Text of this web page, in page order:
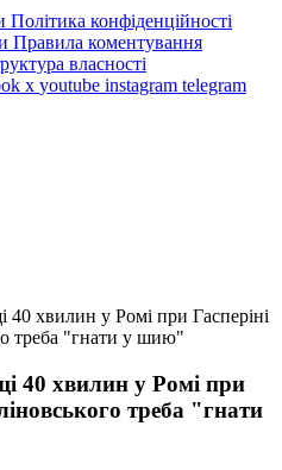
Політика конфіденційності
Правила коментування
власності
x youtube instagram telegram
40 хвилин у Ромі при Гасперіні
треба "гнати у шию"
40 хвилин у Ромі при
треба "гнати